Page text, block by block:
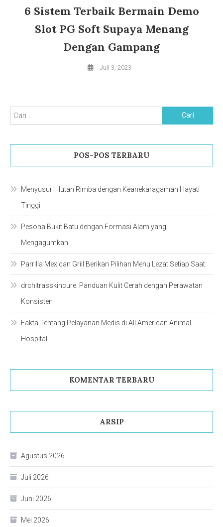
6 Sistem Terbaik Bermain Demo
Slot PG Soft Supaya Menang
Dengan Gampang
Juli 3, 2023
untuk:
POS-POS TERBARU
Menyusuri Hutan Rimba dengan Keanekaragaman Hayati
Tinggi
Pesona Bukit Batu dengan Formasi Alam yang
Mengagumkan
Parrilla Mexican Grill Berikan Pilihan Menu Lezat Setiap Saat
drchitrasskincure: Panduan Kulit Cerah dengan Perawatan
Konsisten
Fakta Tentang Pelayanan Medis di All American Animal
Hospital
KOMENTAR TERBARU
ARSIP
Agustus 2026
Juli 2026
Juni 2026
Mei 2026